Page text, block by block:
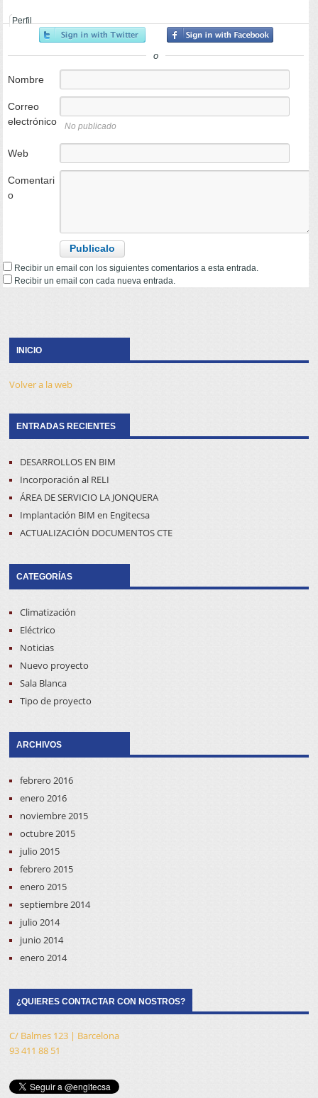
Perfil
o
Nombre
Correo
electrónico
No publicado
Web
Comentari
o
Recibir un email con los siguientes comentarios a esta entrada.
Recibir un email con cada nueva entrada.
INICIO
Volver a la web
ENTRADAS RECIENTES
DESARROLLOS EN BIM
Incorporación al RELI
ÁREA DE SERVICIO LA JONQUERA
Implantación BIM en Engitecsa
ACTUALIZACIÓN DOCUMENTOS CTE
CATEGORÍAS
Climatización
Eléctrico
Noticias
Nuevo proyecto
Sala Blanca
Tipo de proyecto
ARCHIVOS
febrero 2016
enero 2016
noviembre 2015
octubre 2015
julio 2015
febrero 2015
enero 2015
septiembre 2014
julio 2014
junio 2014
enero 2014
¿QUIERES CONTACTAR CON NOSTROS?
C/ Balmes 123 | Barcelona
93 411 88 51